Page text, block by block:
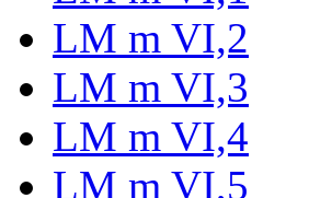
LM m VI,2
LM m VI,3
LM m VI,4
LM m VI,5